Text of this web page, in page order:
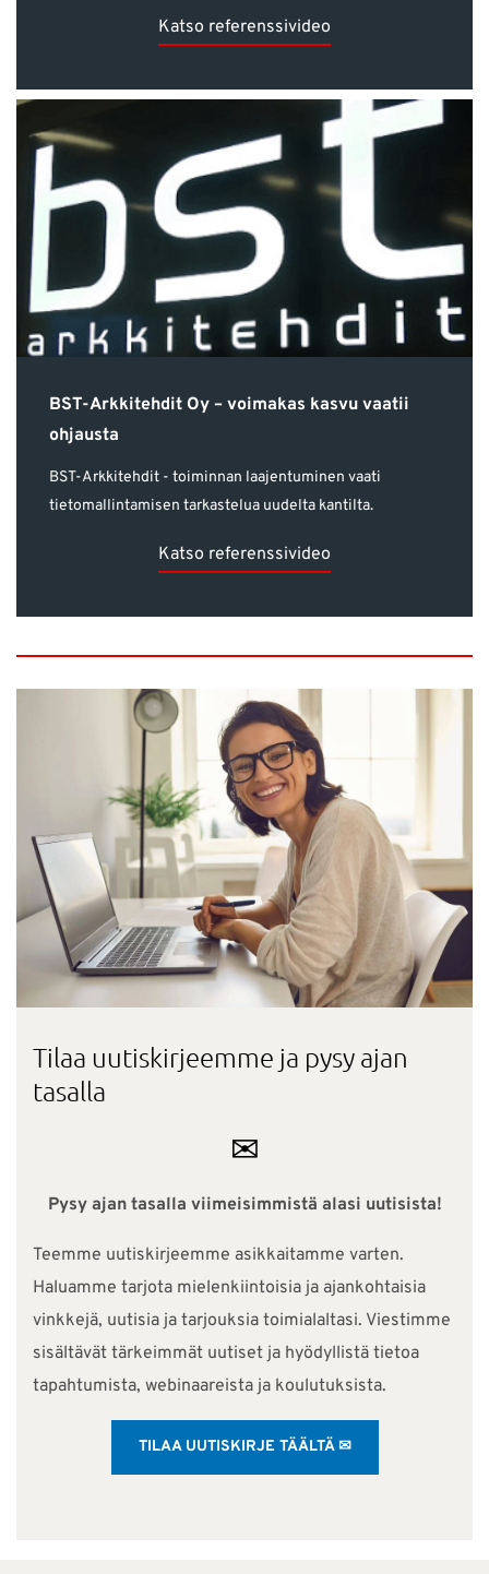
Katso referenssivideo
BST-Arkkitehdit Oy – voimakas kasvu vaatii
ohjausta
BST-Arkkitehdit - toiminnan laajentuminen vaati
tietomallintamisen tarkastelua uudelta kantilta.
Katso referenssivideo
Tilaa uutiskirjeemme ja pysy ajan
tasalla
✉
Pysy ajan tasalla viimeisimmistä alasi uutisista!
Teemme uutiskirjeemme asikkaitamme varten.
Haluamme tarjota mielenkiintoisia ja ajankohtaisia
vinkkejä, uutisia ja tarjouksia toimialaltasi. Viestimme
sisältävät tärkeimmät uutiset ja hyödyllistä tietoa
tapahtumista, webinaareista ja koulutuksista.
TILAA UUTISKIRJE TÄÄLTÄ ✉